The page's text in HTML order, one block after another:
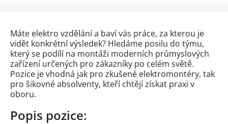
Máte elektro vzdělání a baví vás práce, za kterou je
vidět konkrétní výsledek? Hledáme posilu do týmu,
který se podílí na montáži moderních průmyslových
zařízení určených pro zákazníky po celém světě.
Pozice je vhodná jak pro zkušené elektromontéry, tak
pro šikovné absolventy, kteří chtějí získat praxi v
oboru.
Popis pozice: